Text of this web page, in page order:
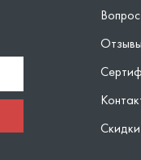
Отзывы
Скидки